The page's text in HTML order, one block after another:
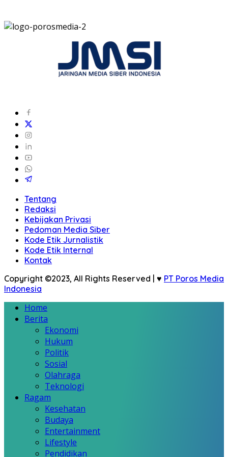
Tentang
Redaksi
Kebijakan Privasi
Pedoman Media Siber
Kode Etik Jurnalistik
Kode Etik Internal
Kontak
Copyright ©2023, All Rights Reserved | ♥ PT Poros Media
Indonesia
Home
Berita
Ekonomi
Hukum
Politik
Sosial
Olahraga
Teknologi
Ragam
Kesehatan
Budaya
Entertainment
Lifestyle
Pendidikan